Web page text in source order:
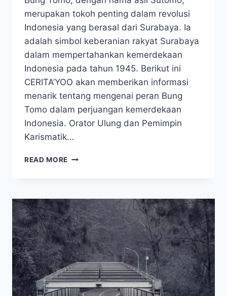
merupakan tokoh penting dalam revolusi
Indonesia yang berasal dari Surabaya. ​Ia
adalah simbol keberanian rakyat Surabaya
dalam mempertahankan kemerdekaan
Indonesia pada tahun 1945. Berikut ini
CERITA’YOO akan memberikan informasi
menarik tentang mengenai peran Bung
Tomo dalam perjuangan kemerdekaan
Indonesia. Orator Ulung dan Pemimpin
Karismatik…
READ MORE BUNG
REVOLUSI
SURABAYA
1945